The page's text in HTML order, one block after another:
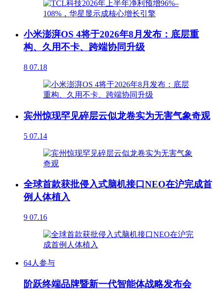
小米澎湃OS 4将于2026年8月发布：底层重
构、久用不卡、跨端协同升级
8 07.18
宾州惊现罕见碎层云似龙卷实为无害气象奇观
5 07.14
全球首款获批侵入式脑机接口NEO在沪完成首
例人体植入
9 07.16
64人参与
阶跃终端品牌暨新一代智能体战略发布会